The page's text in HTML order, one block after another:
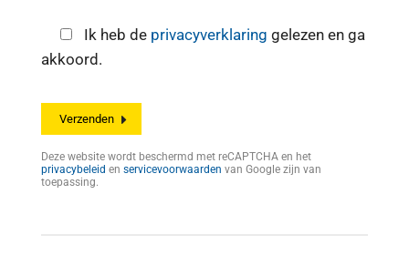
Ik heb de privacyverklaring gelezen en ga
akkoord.
Deze website wordt beschermd met reCAPTCHA en het
privacybeleid en servicevoorwaarden van Google zijn van
toepassing.